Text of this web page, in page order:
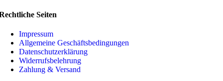
Seiten
Impressum
Allgemeine Geschäftsbedingungen
Datenschutzerklärung
Widerrufsbelehrung
Zahlung & Versand